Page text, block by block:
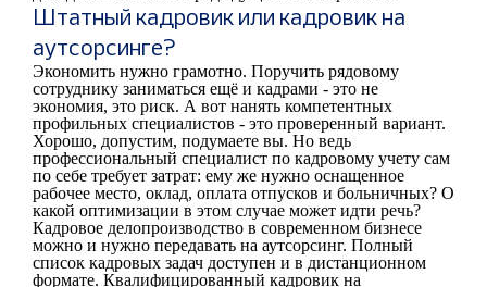
Штатный кадровик или кадровик на
аутсорсинге?
Экономить нужно грамотно. Поручить рядовому
сотруднику заниматься ещё и кадрами - это не
экономия, это риск. А вот нанять компетентных
профильных специалистов - это проверенный вариант.
Хорошо, допустим, подумаете вы. Но ведь
профессиональный специалист по кадровому учету сам
по себе требует затрат: ему же нужно оснащенное
рабочее место, оклад, оплата отпусков и больничных? О
какой оптимизации в этом случае может идти речь?
Кадровое делопроизводство в современном бизнесе
можно и нужно передавать на аутсорсинг. Полный
список кадровых задач доступен и в дистанционном
формате. Квалифицированный кадровик на